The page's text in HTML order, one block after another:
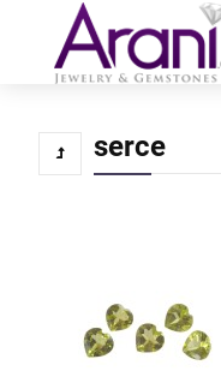
serce